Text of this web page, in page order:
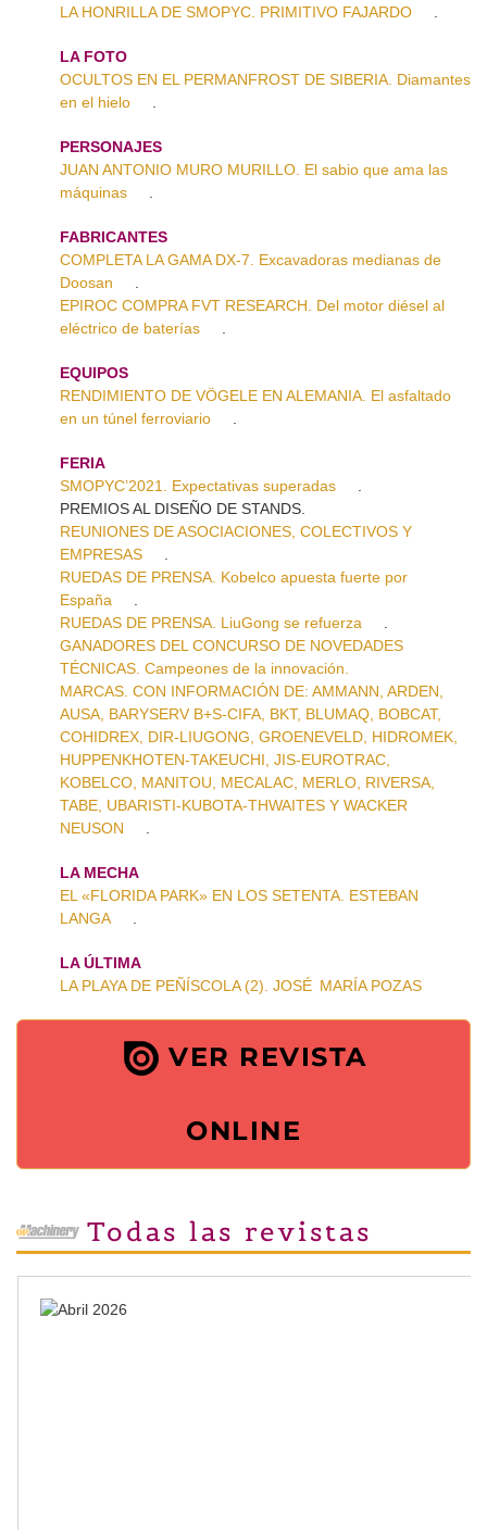
LA HONRILLA DE SMOPYC. PRIMITIVO FAJARDO
LA FOTO
OCULTOS EN EL PERMANFROST DE SIBERIA. Diamantes
en el hielo
PERSONAJES
JUAN ANTONIO MURO MURILLO. El sabio que ama las
máquinas
FABRICANTES
COMPLETA LA GAMA DX-7. Excavadoras medianas de
Doosan
EPIROC COMPRA FVT RESEARCH. Del motor diésel al
eléctrico de baterías
EQUIPOS
RENDIMIENTO DE VÖGELE EN ALEMANIA. El asfaltado
en un túnel ferroviario
FERIA
SMOPYC’2021. Expectativas superadas
PREMIOS AL DISEÑO DE STANDS.
REUNIONES DE ASOCIACIONES, COLECTIVOS Y
EMPRESAS
RUEDAS DE PRENSA. Kobelco apuesta fuerte por
España
RUEDAS DE PRENSA. LiuGong se refuerza
GANADORES DEL CONCURSO DE NOVEDADES
TÉCNICAS. Campeones de la innovación.
MARCAS. CON INFORMACIÓN DE: AMMANN, ARDEN,
AUSA, BARYSERV B+S-CIFA, BKT, BLUMAQ, BOBCAT,
COHIDREX, DIR-LIUGONG, GROENEVELD, HIDROMEK,
HUPPENKHOTEN-TAKEUCHI, JIS-EUROTRAC,
KOBELCO, MANITOU, MECALAC, MERLO, RIVERSA,
TABE, UBARISTI-KUBOTA-THWAITES Y WACKER
NEUSON
LA MECHA
EL «FLORIDA PARK» EN LOS SETENTA. ESTEBAN
LANGA
LA ÚLTIMA
LA PLAYA DE PEÑÍSCOLA (2). JOSÉ MARÍA POZAS
VER REVISTA
ONLINE
Todas las revistas